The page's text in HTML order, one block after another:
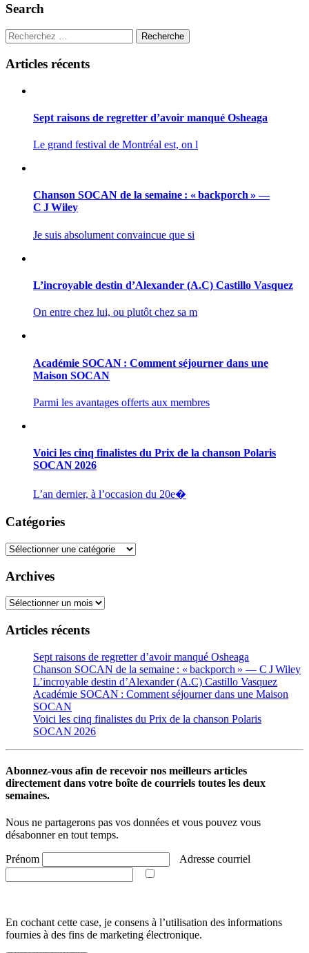
Search
Recherche
Articles récents
Sept raisons de regretter d’avoir manqué Osheaga
Le grand festival de Montréal est, on l
Chanson SOCAN de la semaine : « backporch » —
C J Wiley
Je suis absolument convaincue que si
L’incroyable destin d’Alexander (A.C) Castillo Vasquez
On entre chez lui, ou plutôt chez sa m
Académie SOCAN : Comment séjourner dans une
Maison SOCAN
Parmi les avantages offerts aux membres
Voici les cinq finalistes du Prix de la chanson Polaris
SOCAN 2026
L’an dernier, à l’occasion du 20e�
Catégories
Catégories
Archives
Archives
Articles récents
Sept raisons de regretter d’avoir manqué Osheaga
Chanson SOCAN de la semaine : « backporch » — C J Wiley
L’incroyable destin d’Alexander (A.C) Castillo Vasquez
Académie SOCAN : Comment séjourner dans une Maison
SOCAN
Voici les cinq finalistes du Prix de la chanson Polaris
SOCAN 2026
Abonnez-vous afin de recevoir nos meilleurs articles
directement dans votre boîte de courriels toutes les deux
semaines.
Nous ne partagerons pas vos données et vous pouvez vous
désabonner en tout temps.
Prénom Adresse courriel
En cochant cette case, je consens à l’utilisation des informations
fournies à des fins de marketing électronique.